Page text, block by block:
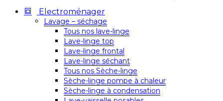
Electroménager
Lavage – séchage
Tous nos lave-linge
Lave-linge top
Lave-linge frontal
Lave-linge séchant
Tous nos Sèche-linge
Sèche-linge pompe à chaleur
Sèche-linge à condensation